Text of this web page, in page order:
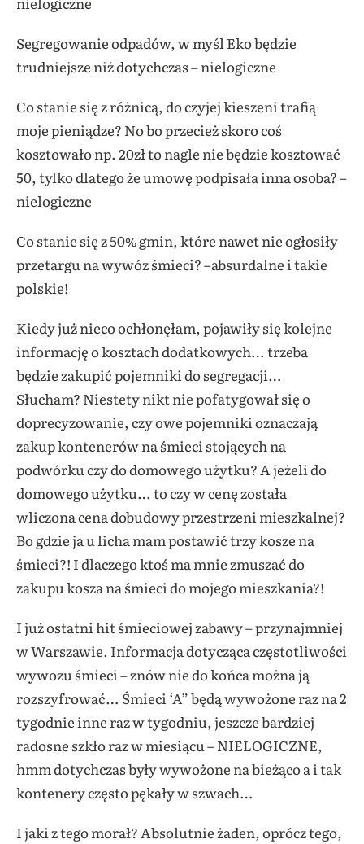
Segregowanie odpadów, w myśl Eko będzie
trudniejsze niż dotychczas – nielogiczne
Co stanie się z różnicą, do czyjej kieszeni trafią
moje pieniądze? No bo przecież skoro coś
kosztowało np. 20zł to nagle nie będzie kosztować
50, tylko dlatego że umowę podpisała inna osoba? –
nielogiczne
Co stanie się z 50% gmin, które nawet nie ogłosiły
przetargu na wywóz śmieci? –absurdalne i takie
polskie!
Kiedy już nieco ochłonęłam, pojawiły się kolejne
informację o kosztach dodatkowych… trzeba
będzie zakupić pojemniki do segregacji…
Słucham? Niestety nikt nie pofatygował się o
doprecyzowanie, czy owe pojemniki oznaczają
zakup kontenerów na śmieci stojących na
podwórku czy do domowego użytku? A jeżeli do
domowego użytku… to czy w cenę została
wliczona cena dobudowy przestrzeni mieszkalnej?
Bo gdzie ja u licha mam postawić trzy kosze na
śmieci?! I dlaczego ktoś ma mnie zmuszać do
zakupu kosza na śmieci do mojego mieszkania?!
I już ostatni hit śmieciowej zabawy – przynajmniej
w Warszawie. Informacja dotycząca częstotliwości
wywozu śmieci – znów nie do końca można ją
rozszyfrować… Śmieci ‘A” będą wywożone raz na 2
tygodnie inne raz w tygodniu, jeszcze bardziej
radosne szkło raz w miesiącu – NIELOGICZNE,
hmm dotychczas były wywożone na bieżąco a i tak
kontenery często pękały w szwach…
I jaki z tego morał? Absolutnie żaden, oprócz tego,